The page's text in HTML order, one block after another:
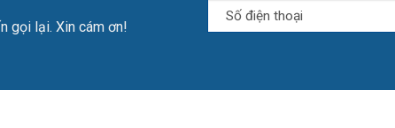
gọi lại. Xin cám ơn!